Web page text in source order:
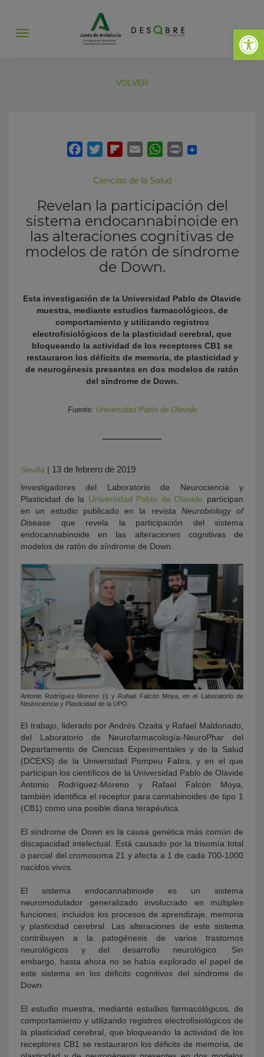
Abrir
Abrir
VOLVER
Ciencias de la Salud
Revelan la participación del
sistema endocannabinoide en
las alteraciones cognitivas de
modelos de ratón de síndrome
de Down.
Esta investigación de la Universidad Pablo de Olavide
muestra, mediante estudios farmacológicos, de
comportamiento y utilizando registros
electrofisiológicos de la plasticidad cerebral, que
bloqueando la actividad de los receptores CB1 se
restauraron los déficits de memoria, de plasticidad y
de neurogénesis presentes en dos modelos de ratón
del síndrome de Down.
Fuente: Universidad Pablo de Olavide
Sevilla | 13 de febrero de 2019
Investigadores del Laboratorio de Neurociencia y
Plasticidad de la Universidad Pablo de Olavide participan
en un estudio publicado en la revista Neurobiology of
Disease que revela la participación del sistema
endocannabinoide en las alteraciones cognitivas de
modelos de ratón de síndrome de Down.
Antonio Rodríguez-Moreno (i) y Rafael Falcón Moya, en el Laboratorio de
Neurociencia y Plasticidad de la UPO.
El trabajo, liderado por Andrés Ozaita y Rafael Maldonado,
del Laboratorio de Neurofarmacología-NeuroPhar del
Departamento de Ciencias Experimentales y de la Salud
(DCEXS) de la Universidad Pompeu Fabra, y en el que
participan los científicos de la Universidad Pablo de Olavide
Antonio Rodríguez-Moreno y Rafael Falcón Moya,
también identifica el receptor para cannabinoides de tipo 1
(CB1) como una posible diana terapéutica.
El síndrome de Down es la causa genética más común de
discapacidad intelectual. Está causado por la trisomía total
o parcial del cromosoma 21 y afecta a 1 de cada 700-1000
nacidos vivos.
El sistema endocannabinoide es un sistema
neuromodulador generalizado involucrado en múltiples
funciones, incluidos los procesos de aprendizaje, memoria
y plasticidad cerebral. Las alteraciones de este sistema
contribuyen a la patogénesis de varios trastornos
neurológicos y del desarrollo neurológico. Sin
embargo, hasta ahora no se había explorado el papel de
este sistema en los déficits cognitivos del síndrome de
Down.
El estudio muestra, mediante estudios farmacológicos, de
comportamiento y utilizando registros electrofisiológicos de
la plasticidad cerebral, que bloqueando la actividad de los
receptores CB1 se restauraron los déficits de memoria, de